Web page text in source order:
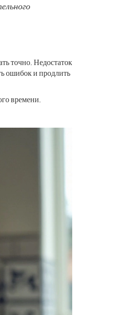
точно. Недостаток
ошибок и продлить
времени.